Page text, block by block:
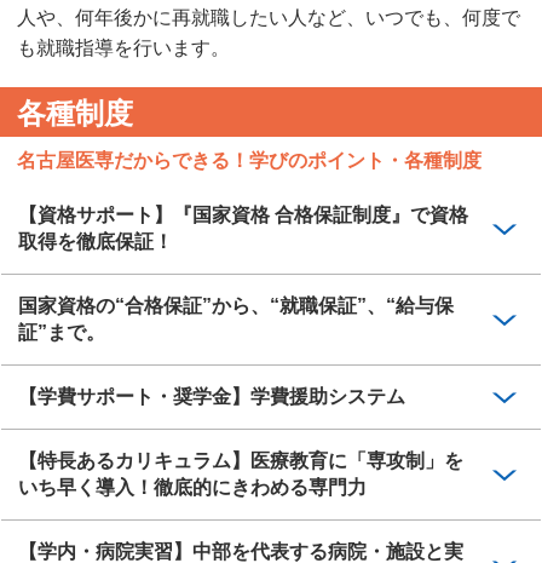
人や、何年後かに再就職したい人など、いつでも、何度で
も就職指導を行います。
各種制度
名古屋医専だからできる！学びのポイント・各種制度
【資格サポート】『国家資格 合格保証制度』で資格
取得を徹底保証！
国家資格の“合格保証”から、“就職保証”、“給与保
証”まで。
【学費サポート・奨学金】学費援助システム
【特長あるカリキュラム】医療教育に「専攻制」を
いち早く導入！徹底的にきわめる専門力
【学内・病院実習】中部を代表する病院・施設と実